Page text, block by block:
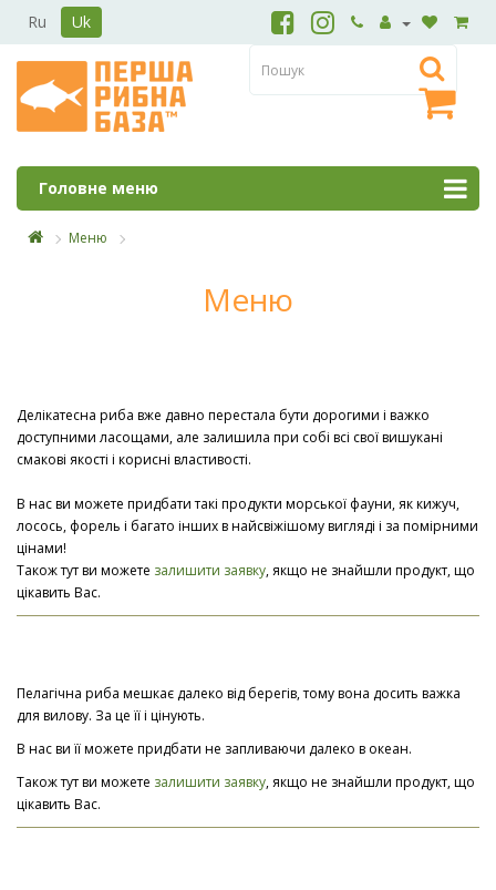
Ru Uk
Головне меню
Меню
Меню
Делікатесна риба вже давно перестала бути дорогими і важко
доступними ласощами, але залишила при собі всі свої вишукані
смакові якості і корисні властивості.
В нас ви можете придбати такі продукти морської фауни, як кижуч,
лосось, форель і багато інших в найсвіжішому вигляді і за помірними
цінами!
Також тут ви можете залишити заявку, якщо не знайшли продукт, що
цікавить Вас.
Пелагічна риба мешкає далеко від берегів, тому вона досить важка
для вилову. За це її і цінують.
В нас ви її можете придбати не запливаючи далеко в океан.
Також тут ви можете залишити заявку, якщо не знайшли продукт, що
цікавить Вас.